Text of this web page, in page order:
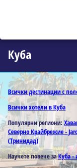
Куба
Всички дестинации с
Всички хотели в Куба
Популярни региони:
Северно Крайбрежие -
(Тринидад)
Научете повече заКуба -